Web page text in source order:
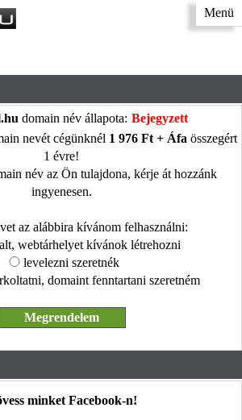
Menü
domain név állapota: Bejegyzett
nevét cégünknél 1 976 Ft + Áfa összegért
1 évre!
név az Ön tulajdona, kérje át hozzánk
ingyenesen.
az alábbira kívánom felhasználni:
webtárhelyet kívánok létrehozni
levelezni szeretnék
domaint fenntartani szeretném
minket Facebook-n!